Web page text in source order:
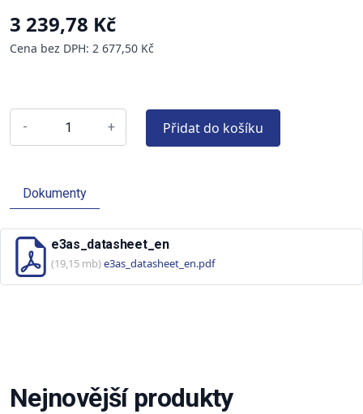
3 239,78 Kč
Cena bez DPH: 2 677,50 Kč
- + Přidat do košíku
Dokumenty
e3as_datasheet_en
(19,15 mb)e3as_datasheet_en.pdf
Nejnovější produkty